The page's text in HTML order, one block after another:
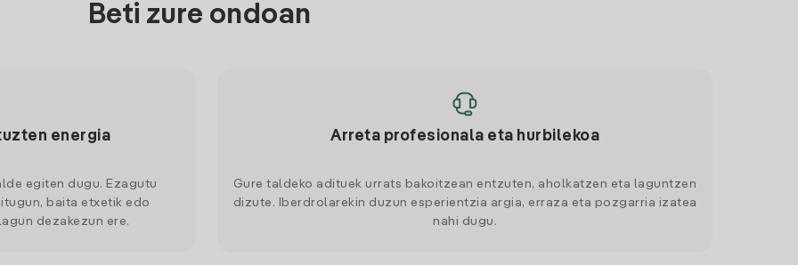
Beti zure ondoan
energia
egiten dugu. Ezagutu
baita etxetik edo
dezakezun ere.
Arreta profesionala eta hurbilekoa
Gure taldeko adituek urrats bakoitzean entzuten, aholkatzen eta laguntzen
dizute. Iberdrolarekin duzun esperientzia argia, erraza eta pozgarria izatea
nahi dugu.